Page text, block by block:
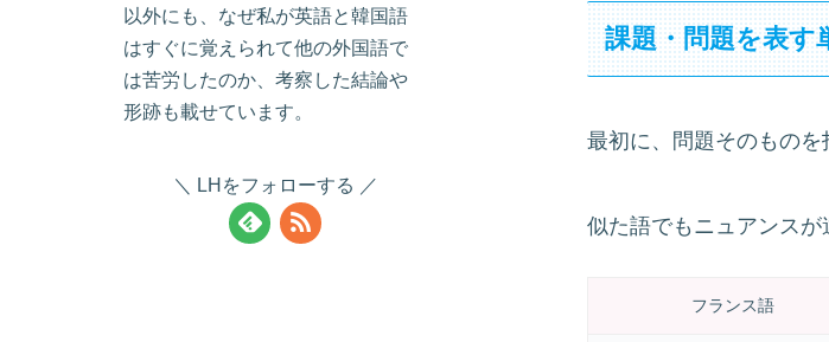
課題・問題を表す
最初に、問題そのものを
似た語でもニュアンスが
フランス語
以外にも、なぜ私が英語と韓国語
はすぐに覚えられて他の外国語で
は苦労したのか、考察した結論や
形跡も載せています。
LHをフォローする